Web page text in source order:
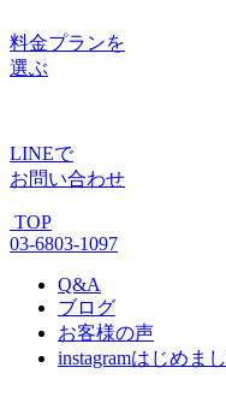
料金プランを
選ぶ
LINEで
お問い合わせ
TOP
03-6803-1097
Q&A
ブログ
お客様の声
instagramはじめまし